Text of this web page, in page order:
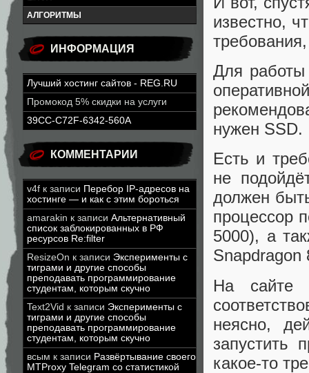
АЛГОРИТМЫ
ИНФОРМАЦИЯ
Лучший хостинг сайтов - REG.RU
Промокод 5% скидки на услуги
39CC-C72F-6342-560A
КОММЕНТАРИИ
v4f к записи Перебор IP-адресов на
хостинге — и как с этим бороться
amarakin к записи Альтернативный
список заблокированных в РФ
ресурсов Re:filter
ResizeOn к записи Эксперименты с
тиграми и другие способы
преподавать программирование
студентам, которым скучно
Text2Vid к записи Эксперименты с
тиграми и другие способы
преподавать программирование
студентам, которым скучно
всым к записи Развёртывание своего
MTProxy Telegram со статистикой
известно,
Для
нужен
Есть и
не
должен
процессор
5000), а
На сайте
неясно,
запустить
какое-то